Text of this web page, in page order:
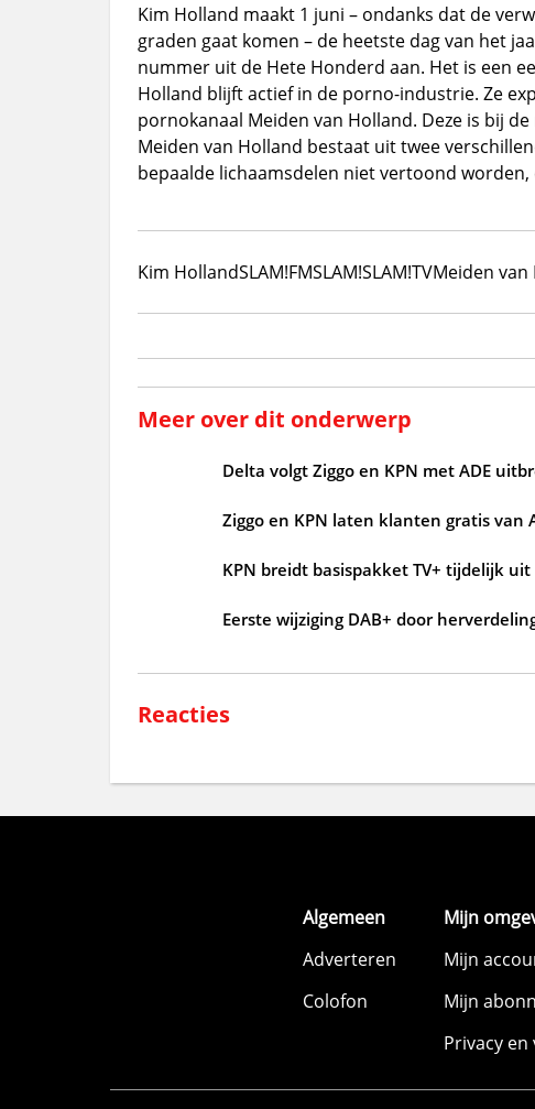
Kim Holland maakt 1 juni – ondanks dat de
graden gaat komen – de heetste dag van het
nummer uit de Hete Honderd aan. Het is een
Holland blijft actief in de porno-industrie. Ze
pornokanaal Meiden van Holland. Deze is bij
Meiden van Holland bestaat uit twee
bepaalde lichaamsdelen niet vertoond
Kim HollandSLAM!FMSLAM!SLAM!TVMeiden van
Meer over dit onderwerp
Delta volgt Ziggo en KPN met ADE
Ziggo en KPN laten klanten gratis van
KPN breidt basispakket TV+ tijdelijk uit
Eerste wijziging DAB+ door
Reacties
Algemeen
Adverteren
Colofon
Mijn
Mijn
Mijn
Privacy